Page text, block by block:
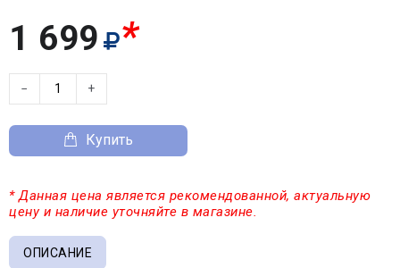
1 699 *
− +
Купить
* Данная цена является рекомендованной, актуальную
цену и наличие уточняйте в магазине.
ОПИСАНИЕ